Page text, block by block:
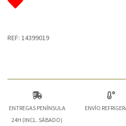
REF: 14399019
ENTREGAS PENÍNSULA
24H (INCL. SÁBADO)
ENVÍO